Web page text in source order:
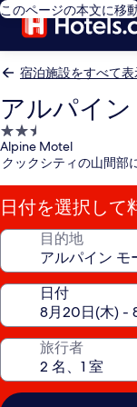
このページの本文に移
宿泊施設をすべて表
アルパイ
2.5
つ
星
宿
泊
施
Alpine Motel
クックシティの山間部
日付を選択して
目的地
日付
旅行者